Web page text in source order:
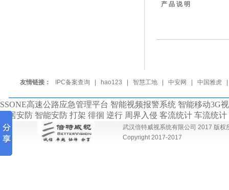
产 品 说 明
友情链接： IPC备案查询 hao123 智慧工地 中安网 中国雅虎
SSONE高速公路应急管理平台 智能视频报警系统 智能移动
家居安防 智能安防 打架 徘徊 逆行 周界入侵 客流统计 车流统
武汉倍特威视系统有限公司 2017 版
Copyright 2017-2017